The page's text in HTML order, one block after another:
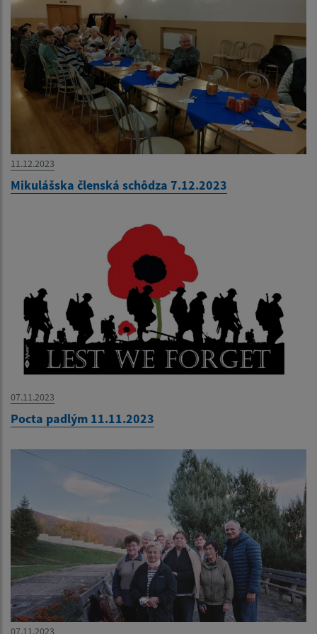
11.12.2023
Mikulášska členská schôdza 7.12.2023
07.11.2023
Pocta padlým 11.11.2023
07.11.2023